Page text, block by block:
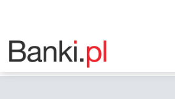
Strona główna
Bankomat PKO BP, Kraków, ul. Pawia 5